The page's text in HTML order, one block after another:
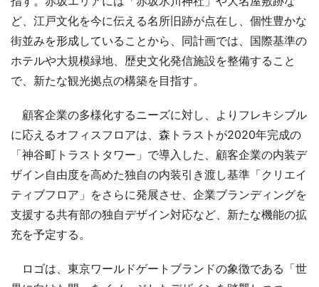
ど、江戸文化を今に伝える名所旧跡が点在し、個性豊かな
街並みを形成していることから、同計画では、国際基準の
ホテルや大規模緑地、歴史文化発信施設を整備すること
で、新たな観光拠点の構築を目指す。
顧客企業の多様化するニーズに対し、よりフレキシブル
に応えるオフィスフロアは、森トラストが2020年完成の
「神谷町トラストタワー」で導入した、顧客企業の内装デ
ザイン自由度を高めた独自の内装引き渡し基準「クリエイ
ティブフロア」をさらに発展させ、企業ブランディングを
支援する共有部の独自デザイン対応など、新たな機能の拡
充を予定する。
ロゴは、東京ワールドゲートブランドの象徴である「世